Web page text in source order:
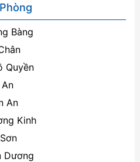
Bàng
Quyền
An
Kinh
Dương